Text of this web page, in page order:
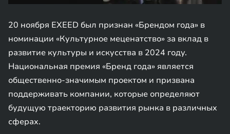
20 ноября EXEED был признан «Брендом года» в
номинации «Культурное меценатство» за вклад в
развитие культуры и искусства в 2024 году.
Национальная премия «Бренд года» является
общественно-значимым проектом и призвана
поддерживать компании, которые определяют
будущую траекторию развития рынка в различных
сферах.